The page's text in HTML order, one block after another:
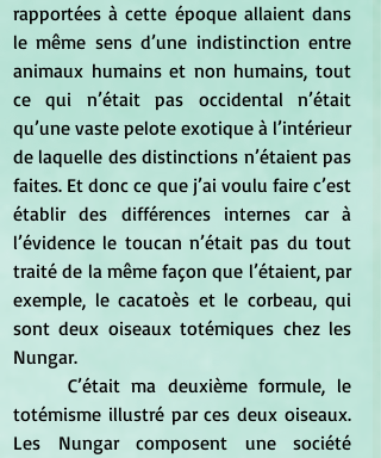
rapportées à cette époque allaient dans
le même sens d’une indistinction entre
animaux humains et non humains, tout
ce qui n’était pas occidental n’était
qu’une vaste pelote exotique à l’intérieur
de laquelle des distinctions n’étaient pas
faites. Et donc ce que j’ai voulu faire c’est
établir des différences internes car à
l’évidence le toucan n’était pas du tout
traité de la même façon que l’étaient, par
exemple, le cacatoès et le corbeau, qui
sont deux oiseaux totémiques chez les
Nungar.
totémisme illustré par ces deux oiseaux.
Les Nungar composent une société